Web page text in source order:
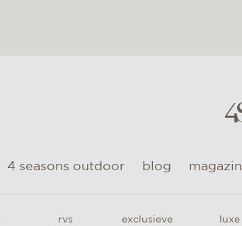
4 seasons outdoor blog
rvs exclusieve luxe